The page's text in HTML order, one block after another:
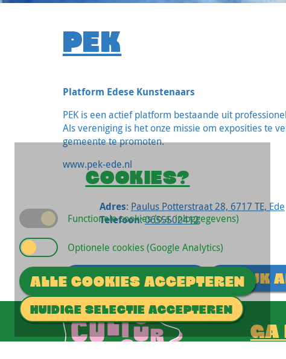
PEK
Platform Edese Kunstenaars
PEK is een actief platform bestaande uit
Als vereniging is het onze missie om exposities te
gemeente te promoten.
www.pek-ede.nl
Adres: Paulus Potterstraat 28, 6717 TE, Ede
Telefoon:0655502412
STUUR EEN MAIL BEKIJK
GA
COOKIES?
Functionele cookies (o.a. inloggegevens)
Optionele cookies (Google Analytics)
ALLE COOKIES ACCEPTEREN
HUIDIGE SELECTIE ACCEPTEREN